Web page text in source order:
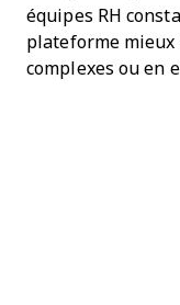
équipes RH
plateforme mieux
complexes ou en